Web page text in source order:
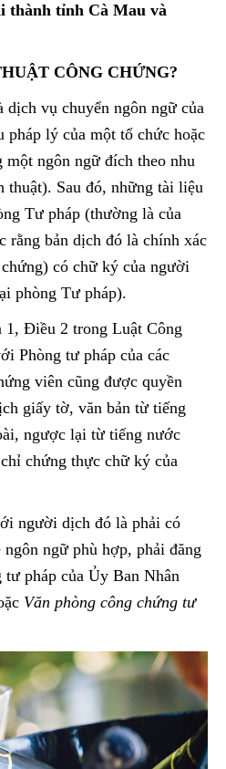
thành tỉnh Cà Mau và
CÔNG CHỨNG?
vụ chuyển ngôn ngữ của
pháp lý của một tổ chức hoặc
một ngôn ngữ đích theo nhu
thuật). Sau đó, những tài liệu
Tư pháp (thường là của
rằng bản dịch đó là chính xác
có chữ ký của người
phòng Tư pháp).
1, Điều 2 trong Luật Công
Phòng tư pháp của các
viên cũng được quyền
giấy tờ, văn bản từ tiếng
ngược lại từ tiếng nước
chứng thực chữ ký của
người dịch đó là phải có
ngữ phù hợp, phải đăng
pháp của Ủy Ban Nhân
Văn phòng công chứng tư